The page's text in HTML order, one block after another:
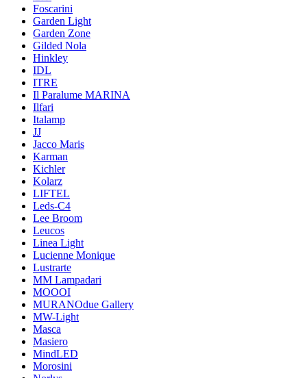
Foscarini
Garden Light
Garden Zone
Gilded Nola
Hinkley
IDL
ITRE
Il Paralume MARINA
Ilfari
Italamp
JJ
Jacco Maris
Karman
Kichler
Kolarz
LIFTEL
Leds-C4
Lee Broom
Leucos
Linea Light
Lucienne Monique
Lustrarte
MM Lampadari
MOOOI
MURANOdue Gallery
MW-Light
Masca
Masiero
MindLED
Morosini